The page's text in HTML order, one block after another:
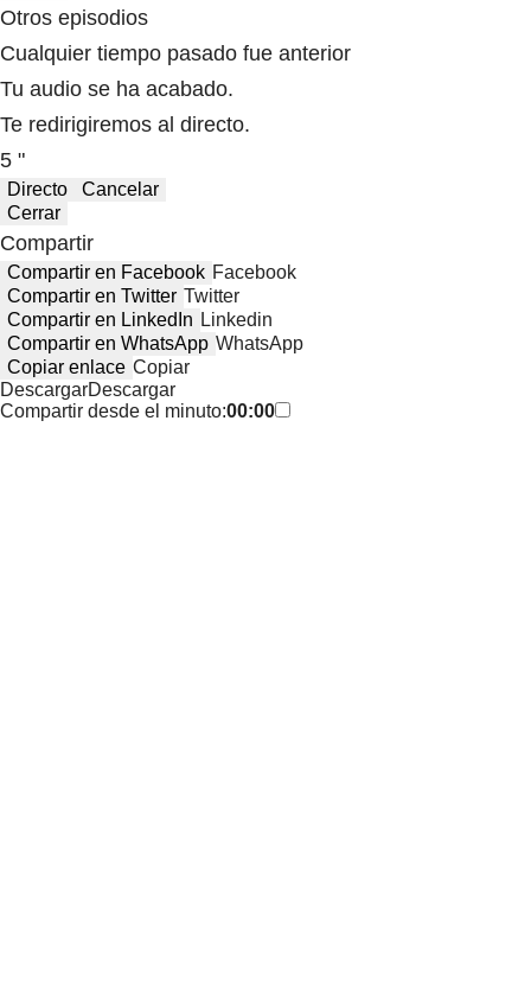
Otros episodios
Cualquier tiempo pasado fue anterior
Tu audio se ha acabado.
Te redirigiremos al directo.
5 "
Directo
Cancelar
Cerrar
Compartir
Compartir en Facebook Facebook
Compartir en Twitter Twitter
Compartir en LinkedIn Linkedin
Compartir en WhatsApp WhatsApp
Copiar enlace Copiar
DescargarDescargar
Compartir desde el minuto:00:00